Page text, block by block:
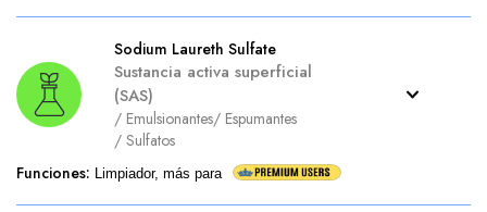
Sodium Laureth Sulfate
Sustancia activa superficial
(SAS)
/ Emulsionantes/ Espumantes
/ Sulfatos
Funciones: Limpiador, más para